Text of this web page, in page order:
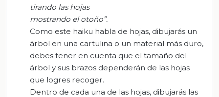
tirando las hojas
mostrando el otoño”.
Como este haiku habla de hojas, dibujarás un
árbol en una cartulina o un material más duro,
debes tener en cuenta que el tamaño del
árbol y sus brazos dependerán de las hojas
que logres recoger.
Dentro de cada una de las hojas, dibujarás las